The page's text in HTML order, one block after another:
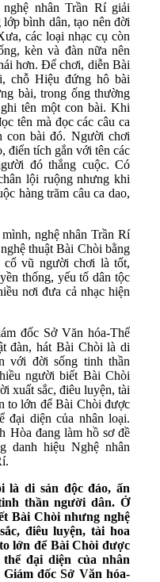
nhân Trần Rí giải
bình dân, tạo nên đời
các loại nhạc cụ còn
kèn và đàn nữa nên
hơn. Để chơi, diễn Bài
chỗ Hiệu đứng hô bài
bài, trong ống thường
tên một con bài. Khi
tên mà đọc các câu ca
con bài đó. Người chơi
điển tích gắn với tên các
đó thắng cuộc. Có
lội ruộng nhưng khi
hàng trăm câu ca dao,
nghệ nhân Trần Rí
thuật Bài Chòi bằng
cổ vũ người chơi là tốt,
thống, yếu tố dân tộc
nơi đưa cả nhạc hiện
đốc Sở Văn hóa-Thể
đàn, hát Bài Chòi là di
với đời sống tinh thần
người biết Bài Chòi
xuất sắc, điêu luyện, tài
to lớn để Bài Chòi được
đại diện của nhân loại.
Hòa đang làm hồ sơ đề
danh hiệu Nghệ nhân
là di sản độc đáo, ấn
thần người dân. Ở
Bài Chòi nhưng nghệ
điêu luyện, tài hoa
lớn để Bài Chòi được
đại diện của nhân
đốc Sở Văn hóa-